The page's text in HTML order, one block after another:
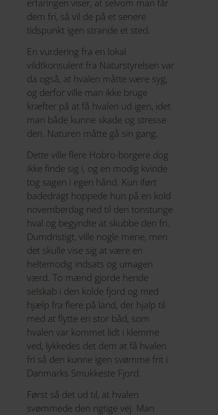
erfaringen viser, at selvom man får
dem fri, så vil de på et senere
tidspunkt igen strande et sted.
En vurdering fra en lokal
vildtkonsulent fra Naturstyrelsen var
da også, at hvalen måtte være syg,
og derfor ville man ikke bruge
kræfter på at få hvalen ud igen, idet
man både kunne skade og stresse
den. Naturen måtte gå sin gang.
Dette ville flere Hobro-borgere dog
ikke finde sig i, og en modig kvinde
tog sagen i egen hånd. Kun iført
badedragt hoppede hun på en kold
novemberdag ned til den tonstunge
hval og begyndte at skubbe den fri.
Dumdristigt, ville nogle mene, men
det skulle vise sig at være en
heltemodig indsats og umagen
værd. To mænd gjorde hende
selskab i den kolde fjord og med
hjælp fra flere på land, der hjalp til
med at flytte en stor båd, som
hvalen var kommet lidt i klemme
ved, lykkedes det dem at få hvalen
fri så den kunne igen svømme frit i
Danmarks Smukkeste Fjord.
Først så det ud til, at hvalen
svømmede den rigtige vej. Man